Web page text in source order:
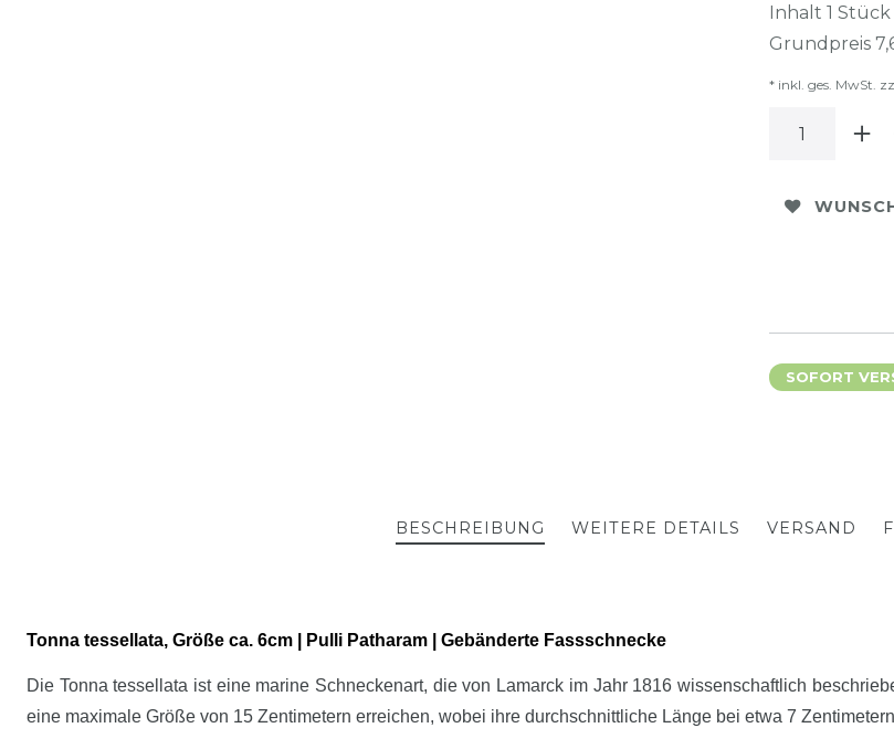
Inhalt 1 Stück
Grundpreis
* inkl. ges. MwSt.
SOFORT
BESCHREIBUNG WEITERE DETAILS VERSAND
Tonna tessellata, Größe ca. 6cm | Pulli Patharam | Gebänderte Fassschnecke
Die Tonna tessellata ist eine marine Schneckenart, die von Lamarck im Jahr 1816 wissenschaftlich
eine maximale Größe von 15 Zentimetern erreichen, wobei ihre durchschnittliche Länge bei etwa 7